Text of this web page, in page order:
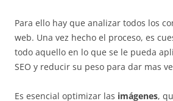
Para ello hay que analizar todos los
web. Una vez hecho el proceso, es
todo aquello en lo que se le pueda
SEO y reducir su peso para dar mas
Es esencial optimizar las imágenes,